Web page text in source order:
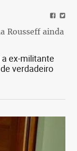
Rousseff ainda
ex-militante
verdadeiro